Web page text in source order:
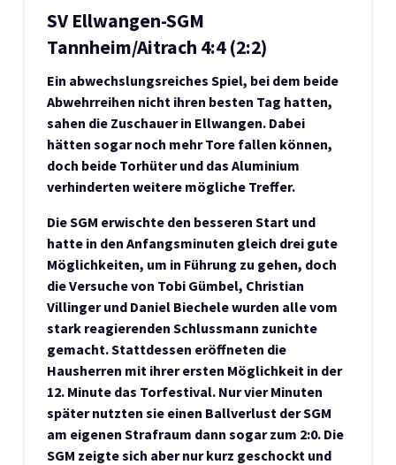
SV Ellwangen-SGM
Tannheim/Aitrach 4:4 (2:2)
Ein abwechslungsreiches Spiel, bei dem beide
Abwehrreihen nicht ihren besten Tag hatten,
sahen die Zuschauer in Ellwangen. Dabei
hätten sogar noch mehr Tore fallen können,
doch beide Torhüter und das Aluminium
verhinderten weitere mögliche Treffer.
Die SGM erwischte den besseren Start und
hatte in den Anfangsminuten gleich drei gute
Möglichkeiten, um in Führung zu gehen, doch
die Versuche von Tobi Gümbel, Christian
Villinger und Daniel Biechele wurden alle vom
stark reagierenden Schlussmann zunichte
gemacht. Stattdessen eröffneten die
Hausherren mit ihrer ersten Möglichkeit in der
12. Minute das Torfestival. Nur vier Minuten
später nutzten sie einen Ballverlust der SGM
am eigenen Strafraum dann sogar zum 2:0. Die
SGM zeigte sich aber nur kurz geschockt und